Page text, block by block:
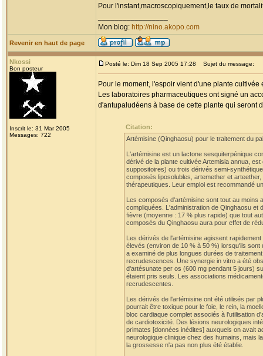
Pour l'instant,macroscopiquement,le taux de
Mon blog: http://nino.akopo.com
Revenir en haut de page
Nkossi
Bon posteur
Inscrit le: 31 Mar 2005
Messages: 722
Posté le: Dim 18 Sep 2005 17:28 Sujet du message:
Pour le moment, l'espoir vient d'une plante
Les laboratoires pharmaceutiques ont signé un
d'antupaludéens à base de cette plante qui seront
Citation:
Artémisine (Qinghaosu) pour le traitement du
L'artémisine est un lactone sesquiterpénique
dérivé de la plante cultivée Artemisia annua,
suppositoires) ou trois dérivés semi-
composés liposolubles, artemether et
thérapeutiques. Leur emploi est recommandé
Les composés d'artémisine sont tout au moins
compliquées. L'administration de Qinghaosu
fièvre (moyenne : 17 % plus rapide) que tout
composés du Qinghaosu aura pour effet de
Les dérivés de l'artémisine agissent
élevés (environ de 10 % à 50 %) lorsqu'ils
a examiné de plus longues durées de
recrudescences. Une synergie in vitro a été
d'artésunate per os (600 mg pendant 5 jours)
étaient pris seuls. Les associations
recrudescentes.
Les dérivés de l'artémisine ont été utilisés par
pourrait être toxique pour le foie, le rein, la
bloc cardiaque complet associés à l'utilisation
de cardiotoxicité. Des lésions neurologiques
primates [données inédites] auxquels on avait
neurologique clinique chez des humains, mais
la grossesse n'a pas non plus été établie.